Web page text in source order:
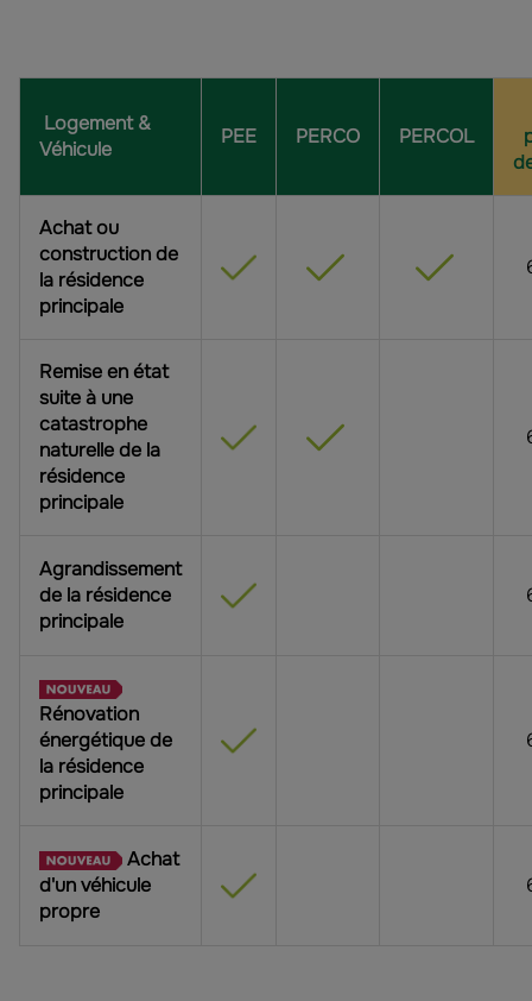
Logement &
Véhicule
PEE PERCO PERCOL
Achat ou
constructionde
la résidence
principale
Remise en état
suite à une
catastrophe
naturelle de la
résidence
principale
Agrandissement
de la résidence
principale
Rénovation
énergétique de
la résidence
principale
Achat
d'un véhicule
propre